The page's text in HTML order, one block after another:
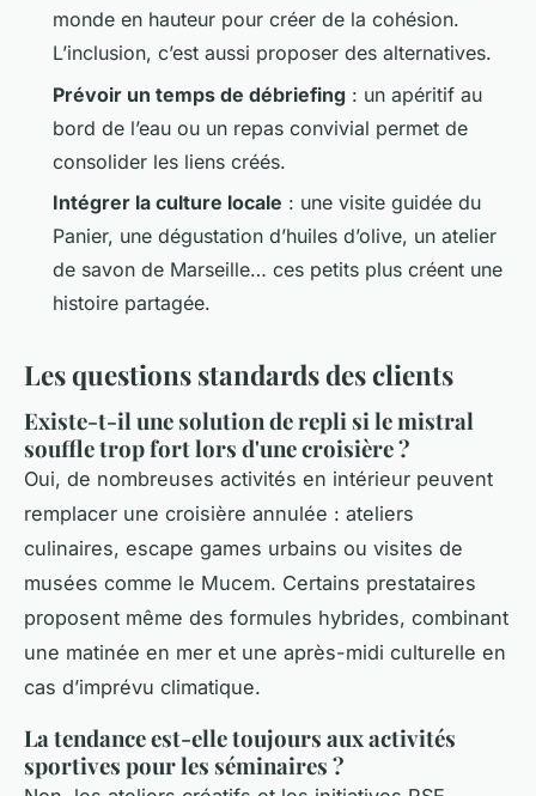
monde en hauteur pour créer de la cohésion.
L’inclusion, c’est aussi proposer des alternatives.
Prévoir un temps de débriefing : un apéritif au
bord de l’eau ou un repas convivial permet de
consolider les liens créés.
Intégrer la culture locale : une visite guidée du
Panier, une dégustation d’huiles d’olive, un atelier
de savon de Marseille… ces petits plus créent une
histoire partagée.
Les questions standards des clients
Existe-t-il une solution de repli si le mistral
souffle trop fort lors d'une croisière ?
Oui, de nombreuses activités en intérieur peuvent
remplacer une croisière annulée : ateliers
culinaires, escape games urbains ou visites de
musées comme le Mucem. Certains prestataires
proposent même des formules hybrides, combinant
une matinée en mer et une après-midi culturelle en
cas d’imprévu climatique.
La tendance est-elle toujours aux activités
sportives pour les séminaires ?